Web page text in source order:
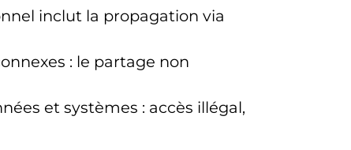
inclut la propagation via
: le partage non
et systèmes : accès illégal,